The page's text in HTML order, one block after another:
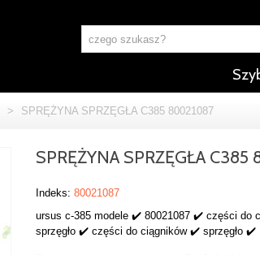
> SPRĘŻYNA SPRZĘGŁA C385 80021087
SPRĘŻYNA SPRZĘGŁA
Indeks: 80021087
ursus c-385 modele ✔️ 80021087 ✔️ części do
sprzęgło ✔️ części do ciągników ✔️ sprzęgło ✔️